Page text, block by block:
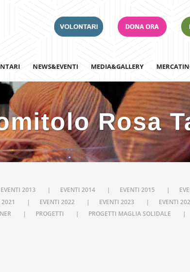
NEWS&EVENTI MEDIA&GALLERY
Rosa
EVENTI 2013 EVENTI 2014 EVENTI 2015
2021 EVENTI 2022 EVENTI 2023 EVENTI
PROGETTI PROGETTI MAGLIA SOLIDALE